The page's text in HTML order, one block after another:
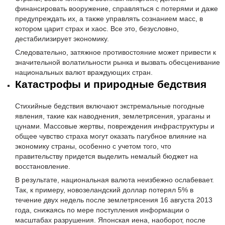
финансировать вооружение, справляться с потерями и даже
предупреждать их, а также управлять сознанием масс, в
котором царит страх и хаос. Все это, безусловно,
дестабилизирует экономику.
Следовательно, затяжное противостояние может привести к
значительной волатильности рынка и вызвать обесценивание
национальных валют враждующих стран.
Катастрофы и природные бедствия
Стихийные бедствия включают экстремальные погодные
явления, такие как наводнения, землетрясения, ураганы и
цунами. Массовые жертвы, повреждения инфраструктуры и
общее чувство страха могут оказать пагубное влияние на
экономику страны, особенно с учетом того, что
правительству придется выделить немалый бюджет на
восстановление.
В результате, национальная валюта неизбежно ослабевает.
Так, к примеру, новозеландский доллар потерял 5% в
течение двух недель после землетрясения 16 августа 2013
года, снижаясь по мере поступления информации о
масштабах разрушения. Японская иена, наоборот, после